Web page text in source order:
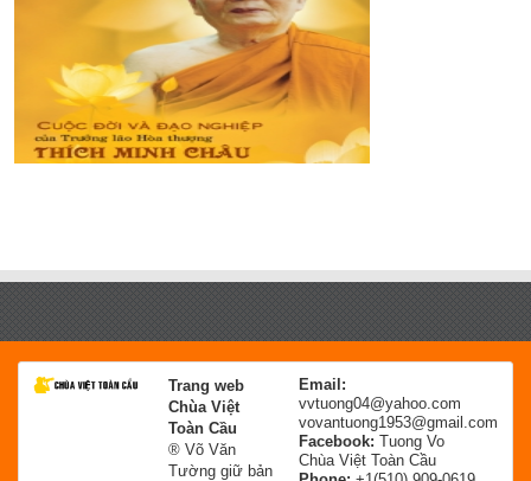
Trang web
Chùa Việt
Toàn Cầu
® Võ Văn
Tường giữ bản
Email:
vvtuong04@yahoo.com
vovantuong1953@gmail.com
Facebook: Tuong Vo
Chùa Việt Toàn Cầu